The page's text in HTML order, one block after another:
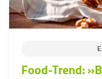
Food-Trend: